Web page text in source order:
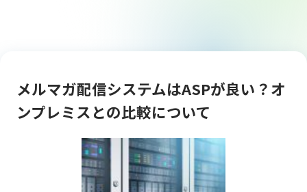
メルマガ配信システムはASPが良い？オ
ンプレミスとの比較について